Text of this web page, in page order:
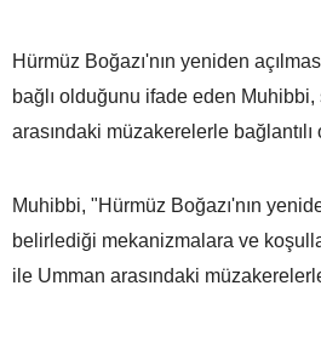
Hürmüz Boğazı'nın yeniden
bağlı olduğunu ifade eden
arasındaki müzakerelerle bağlantılı
Muhibbi, "Hürmüz Boğazı'nın
belirlediği mekanizmalara ve
ile Umman arasındaki